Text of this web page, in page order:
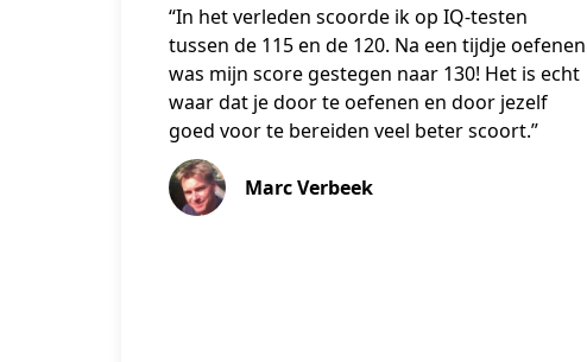
“In het verleden scoorde ik op IQ-testen
tussen de 115 en de 120. Na een tijdje oefenen
was mijn score gestegen naar 130! Het is echt
waar dat je door te oefenen en door jezelf
goed voor te bereiden veel beter scoort.”
Marc Verbeek